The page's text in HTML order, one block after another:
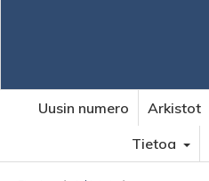
Uusin numero Arkistot
Tietoa